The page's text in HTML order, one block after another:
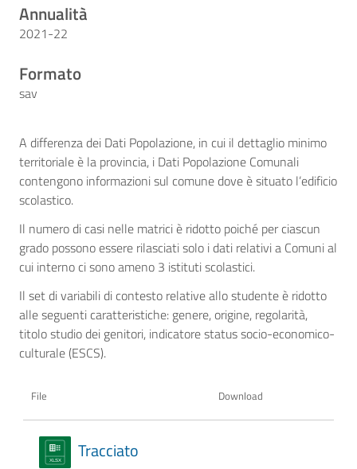
Annualità
2021-22
Formato
sav
A differenza dei Dati Popolazione, in cui il dettaglio minimo
territoriale è la provincia, i Dati Popolazione Comunali
contengono informazioni sul comune dove è situato l’edificio
scolastico.
Il numero di casi nelle matrici è ridotto poiché per ciascun
grado possono essere rilasciati solo i dati relativi a Comuni al
cui interno ci sono ameno 3 istituti scolastici.
Il set di variabili di contesto relative allo studente è ridotto
alle seguenti caratteristiche: genere, origine, regolarità,
titolo studio dei genitori, indicatore status socio-economico-
culturale (ESCS).
File Download
Tracciato